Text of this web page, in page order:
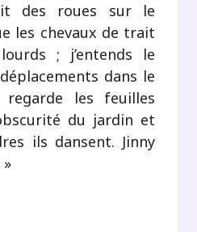
des roues sur le
les chevaux de trait
; j’entends le
dans le
les feuilles
du jardin et
ils dansent. Jinny